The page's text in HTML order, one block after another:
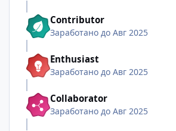
Contributor
Заработано до Авг 2025
Enthusiast
Заработано до Авг 2025
Collaborator
Заработано до Авг 2025